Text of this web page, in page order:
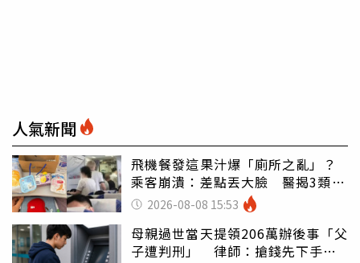
人氣新聞
飛機餐發這果汁爆「廁所之亂」？
乘客崩潰：差點丟大臉 醫揭3類人
別亂喝
2026-08-08 15:53
母親過世當天提領206萬辦後事「父
子遭判刑」 律師：搶錢先下手是